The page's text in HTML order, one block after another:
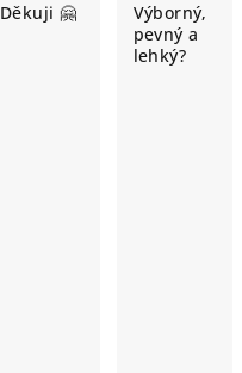
Děkuji 🤗
Výborný,
pevný a
lehký?